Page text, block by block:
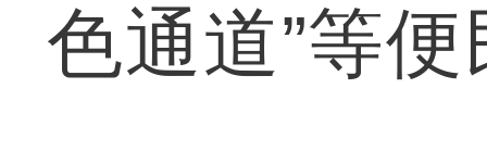
色通道”等